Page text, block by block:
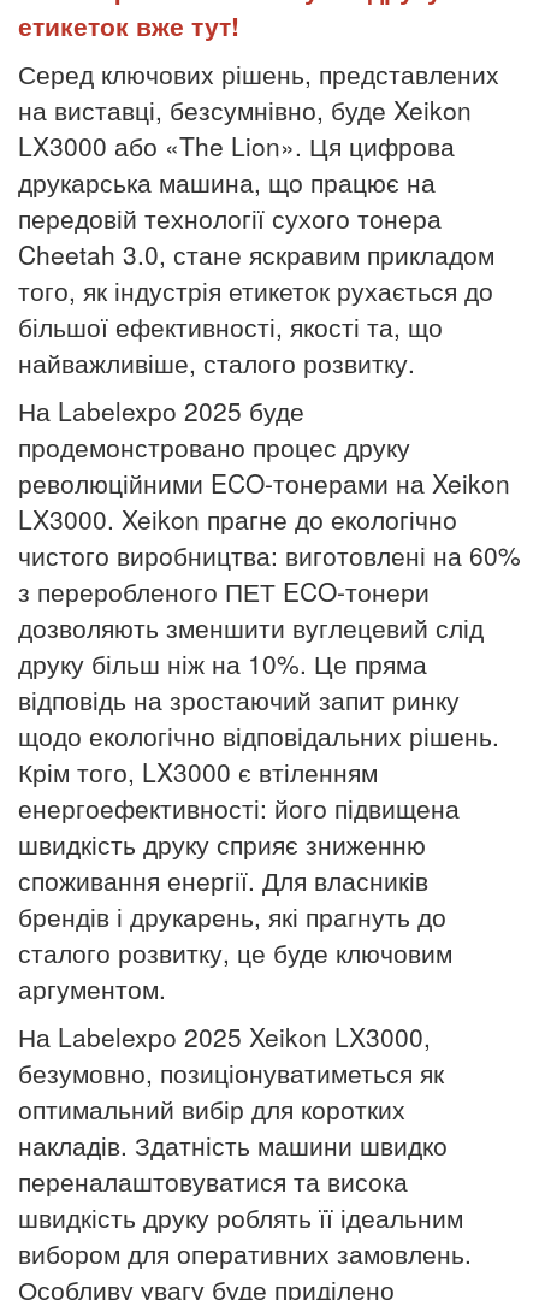
етикеток вже тут!
Серед ключових рішень, представлених
на виставці, безсумнівно, буде Xeikon
LX3000 або «The Lion». Ця цифрова
друкарська машина, що працює на
передовій технології сухого тонера
Cheetah 3.0, стане яскравим прикладом
того, як індустрія етикеток рухається до
більшої ефективності, якості та, що
найважливіше, сталого розвитку.
На Labelexpo 2025 буде
продемонстровано процес друку
революційними ECO-тонерами на Xeikon
LX3000. Xeikon прагне до екологічно
чистого виробництва: виготовлені на 60%
з переробленого ПЕТ ECO-тонери
дозволяють зменшити вуглецевий слід
друку більш ніж на 10%. Це пряма
відповідь на зростаючий запит ринку
щодо екологічно відповідальних рішень.
Крім того, LX3000 є втіленням
енергоефективності: його підвищена
швидкість друку сприяє зниженню
споживання енергії. Для власників
брендів і друкарень, які прагнуть до
сталого розвитку, це буде ключовим
аргументом.
На Labelexpo 2025 Xeikon LX3000,
безумовно, позиціонуватиметься як
оптимальний вибір для коротких
накладів. Здатність машини швидко
переналаштовуватися та висока
швидкість друку роблять її ідеальним
вибором для оперативних замовлень.
Особливу увагу буде приділено